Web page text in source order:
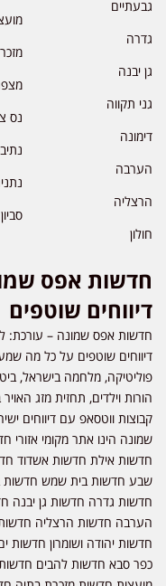
גבעתיים
גדרה
גן יבנה
גני תקווה
דימונה
הערבה
הרצליה
חולון
נס
סביון
דיווחים שוטפים
חדשות אפס שמונה – עורכת:
דיווחים שוטפים על כל מה
פוליטיקה, מלחמה בישראל,
הורות וילדים, תחזית מזג
קבוצות ווטסאפ עם דיווחים
שמונה הינו אתר מקומי אזורי
חדשות אילת חדשות אשדוד
שבע חדשות בית שמש חדשות
חדשות גדרה חדשות גן יבנה
הערבה חדשות הרצליה חדשות
חדשות יהודה ושומרון
כפר סבא חדשות להבים חדשות